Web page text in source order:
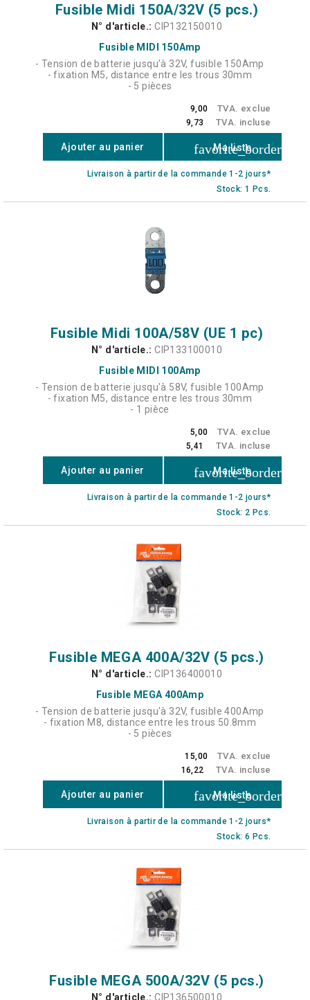
Fusible Midi 150A/32V (5 pcs.)
N° d'article.: CIP132150010
Fusible MIDI 150Amp
- Tension de batterie jusqu'à 32V, fusible 150Amp
- fixation M5, distance entre les trous 30mm
- 5 pièces
9,00 TVA. exclue
9,73 TVA. incluse
Ajouter au panier favorite_border
Ma liste
Livraison à partir de la commande 1-2 jours*
Stock: 1 Pcs.
Fusible Midi 100A/58V (UE 1 pc)
N° d'article.: CIP133100010
Fusible MIDI 100Amp
- Tension de batterie jusqu'à 58V, fusible 100Amp
- fixation M5, distance entre les trous 30mm
- 1 pièce
5,00 TVA. exclue
5,41 TVA. incluse
Ajouter au panier favorite_border
Ma liste
Livraison à partir de la commande 1-2 jours*
Stock: 2 Pcs.
Fusible MEGA 400A/32V (5 pcs.)
N° d'article.: CIP136400010
Fusible MEGA 400Amp
- Tension de batterie jusqu'à 32V, fusible 400Amp
- fixation M8, distance entre les trous 50.8mm
- 5 pièces
15,00 TVA. exclue
16,22 TVA. incluse
Ajouter au panier favorite_border
Ma liste
Livraison à partir de la commande 1-2 jours*
Stock: 6 Pcs.
Fusible MEGA 500A/32V (5 pcs.)
N° d'article.: CIP136500010